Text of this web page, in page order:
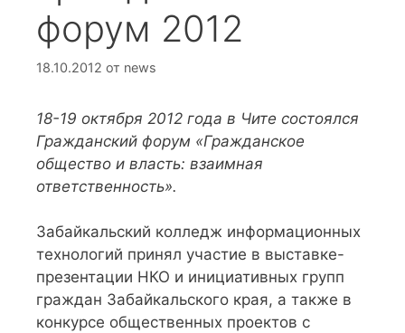
форум 2012
18.10.2012 от news
18-19 октября 2012 года в Чите состоялся
Гражданский форум «Гражданское
общество и власть: взаимная
ответственность».
Забайкальский колледж информационных
технологий принял участие в выставке-
презентации НКО и инициативных групп
граждан Забайкальского края, а также в
конкурсе общественных проектов с